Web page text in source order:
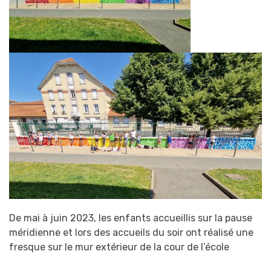
De mai à juin 2023, les enfants accueillis sur la pause
méridienne et lors des accueils du soir ont réalisé une
fresque sur le mur extérieur de la cour de l’école